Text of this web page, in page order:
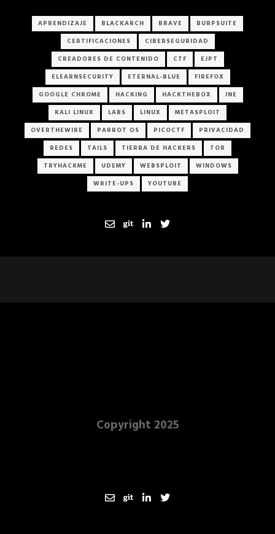
APRENDIZAJE BLACKARCH BRAVE
BURPSUITE
CERTIFICACIONES
CIBERSEGURIDAD
CREADORES DE CONTENIDO
CTF
EJPT
ELEARNSECURITY
ETERNAL-BLUE
FIREFOX
GOOGLE CHROME
HACKING HACKTHEBOX
INE
KALI LINUX
LABS LINUX
METASPLOIT
OVERTHEWIRE
PARROT OS PICOCTF
PRIVACIDAD
REDES
TAILS TIERRA DE HACKERS
TOR
TRYHACKME
UDEMY WEBSPLOIT
WINDOWS
WRITE-UPS
YOUTUBE
Copyright 2025